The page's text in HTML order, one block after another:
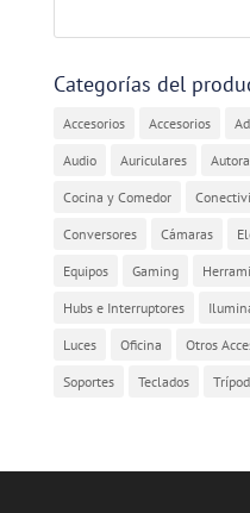
Categorías del
Accesorios Accesorios
Audio Auriculares
Cocina y Comedor
Conversores Cámaras
Equipos Gaming
Hubs e Interruptores
Luces Oficina Otros
Soportes Teclados